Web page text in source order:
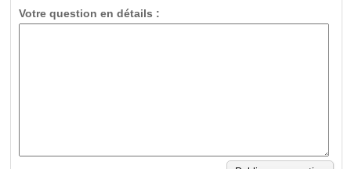
Votre question en détails :